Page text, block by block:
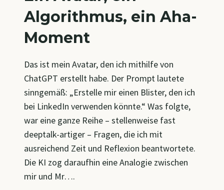
Algorithmus, ein Aha-
Moment
Das ist mein Avatar, den ich mithilfe von
ChatGPT erstellt habe. Der Prompt lautete
sinngemäß: „Erstelle mir einen Blister, den ich
bei LinkedIn verwenden könnte.“ Was folgte,
war eine ganze Reihe – stellenweise fast
deeptalk-artiger – Fragen, die ich mit
ausreichend Zeit und Reflexion beantwortete.
Die KI zog daraufhin eine Analogie zwischen
mir und Mr….